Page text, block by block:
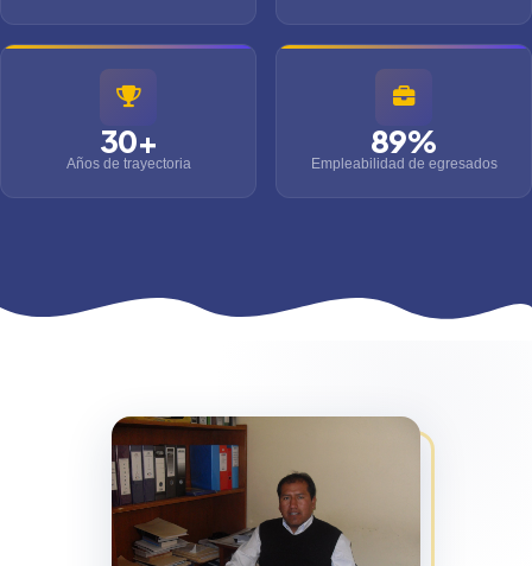
30+
Años de trayectoria
89%
Empleabilidad de egresados